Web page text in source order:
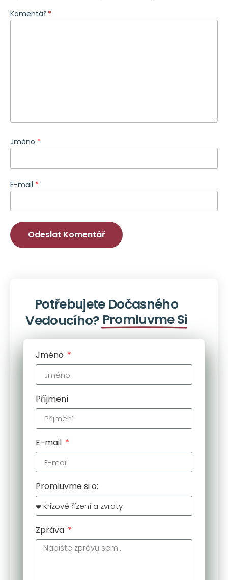
Komentář *
Jméno *
E-mail *
Potřebujete Dočasného
Vedoucího? Promluvme Si
Jméno
Příjmení
E-mail
Promluvme si o:
Zpráva